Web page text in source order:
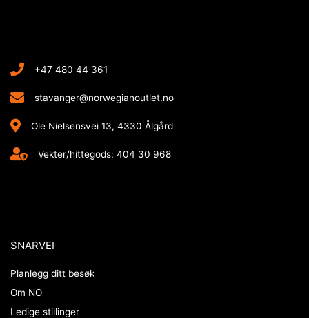
+47 480 44 361
stavanger@norwegianoutlet.no
Ole Nielsensvei 13, 4330 Ålgård
Vekter/hittegods: 404 30 968
SNARVEI
Planlegg ditt besøk
Om NO
Ledige stillinger